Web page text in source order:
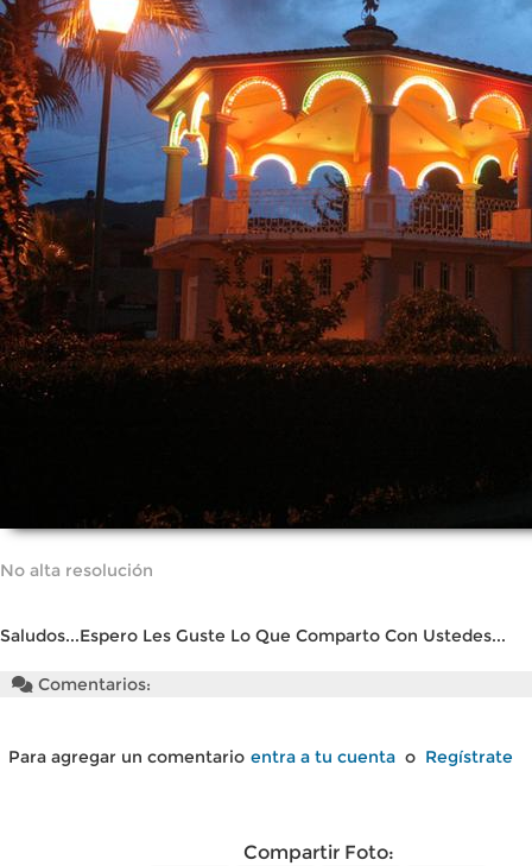
No alta resolución
Saludos...Espero Les Guste Lo Que Comparto Con Ustedes...
Comentarios:
Para agregar un comentario entra a tu cuenta o Regístrate
Compartir Foto: